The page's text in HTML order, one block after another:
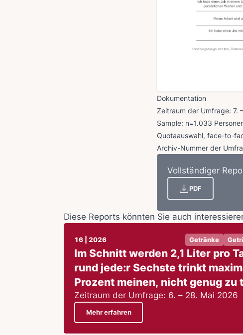
Dokumentation
Zeitraum der Umfrage: 7.
Sample: n=1.033
Quotaauswahl, face-to-
Archiv-Nummer der
Vollständiger
PDF
Diese Reports könnten Sie auch
16 | 2026 Getränke
Im Schnitt werden 2,1 Liter pro
rund jede:r Sechste trinkt
Prozent meinen, nicht genug zu
Zeitraum der Umfrage: 6. – 28. Mai 2026
Mehr erfahren